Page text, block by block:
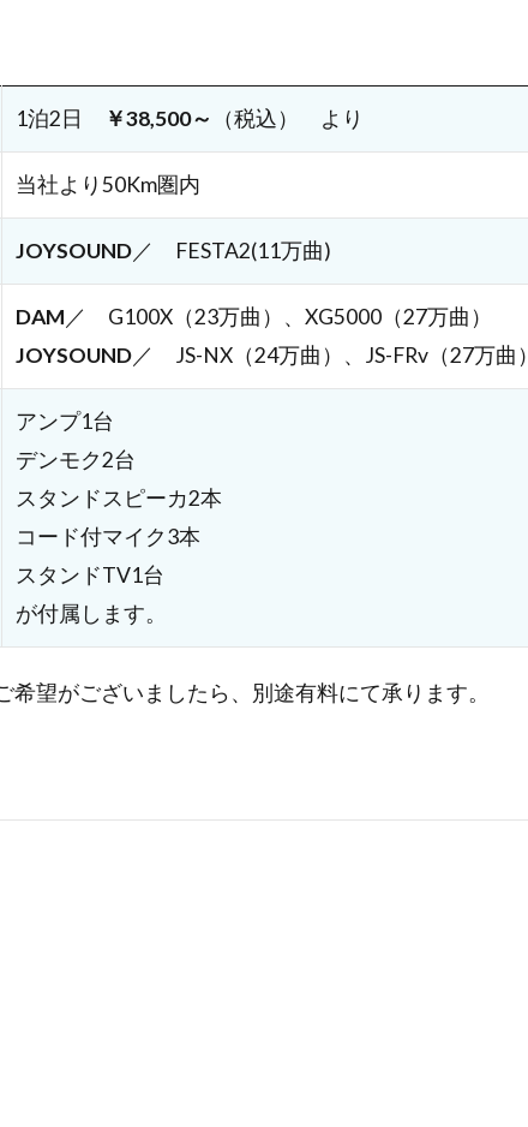
1泊2日 ￥38,500～ （税込） より
当社より50Km圏内
JOYSOUND／ FESTA2(11万曲)
DAM ／ G100X（23万曲）、XG5000（27万曲）
JOYSOUND／ JS-NX（24万曲）、JS-FRv（27万曲）
アンプ1台
デンモク2台
スタンドスピーカ2本
コード付マイク3本
スタンドTV1台
が付属します。
希望がございましたら、別途有料にて承ります。